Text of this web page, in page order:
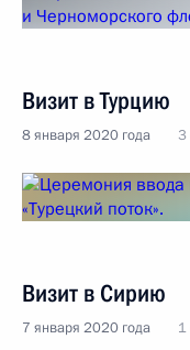
Визит в Турцию
8 января 2020 года 3
Визит в Сирию
7 января 2020 года 1